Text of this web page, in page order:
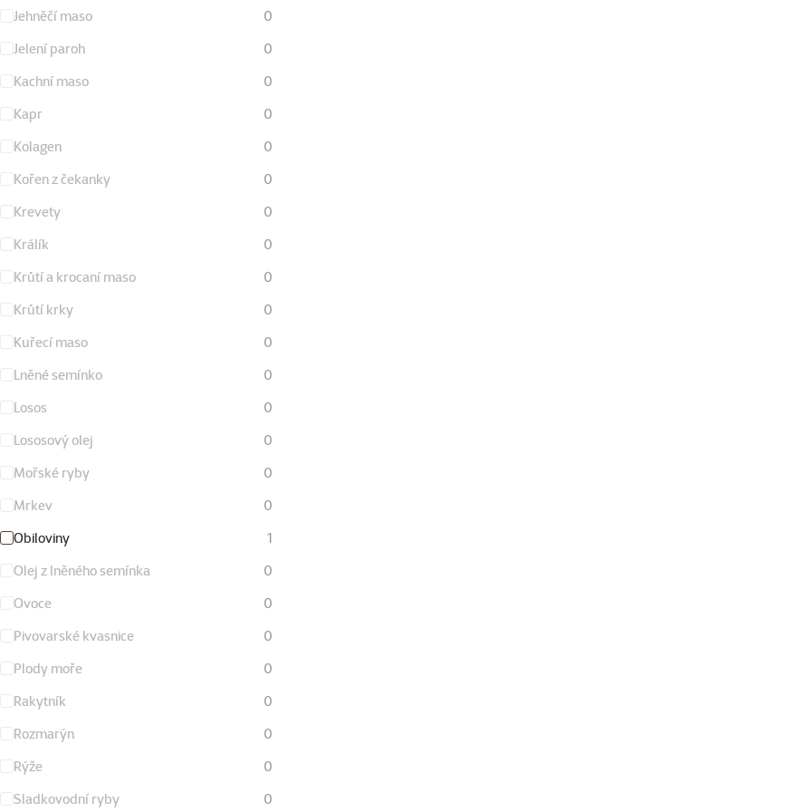
Jehněčí maso
0
Jelení paroh
0
Kachní maso
0
Kapr
0
Kolagen
0
Kořen z čekanky
0
Krevety
0
Králík
0
Krůtí a krocaní maso
0
Krůtí krky
0
Kuřecí maso
0
Lněné semínko
0
Losos
0
Lososový olej
0
Mořské ryby
0
Mrkev
0
Obiloviny
1
Olej z lněného semínka
0
Ovoce
0
Pivovarské kvasnice
0
Plody moře
0
Rakytník
0
Rozmarýn
0
Rýže
0
Sladkovodní ryby
0